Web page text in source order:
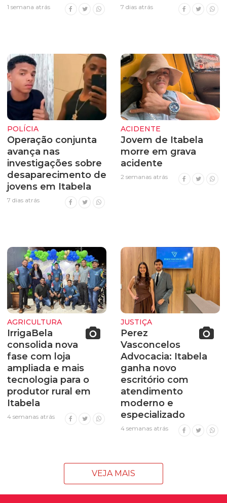
1 semana atrás 7 dias atrás
POLÍCIA
Operação conjunta
avança nas
investigações sobre
desaparecimento de
jovens em Itabela
7 dias atrás
ACIDENTE
Jovem de Itabela
morre em grava
acidente
2 semanas atrás
AGRICULTURA
IrrigaBela
consolida nova
fase com loja
ampliada e mais
tecnologia para o
produtor rural em
Itabela
4 semanas atrás
JUSTIÇA
Perez
Vasconcelos
Advocacia: Itabela
ganha novo
escritório com
atendimento
moderno e
especializado
4 semanas atrás
VEJA MAIS